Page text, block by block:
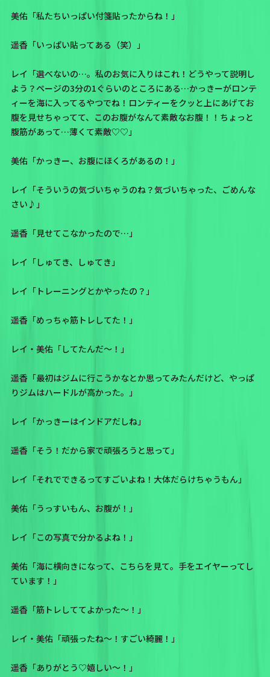
美佑「私たちいっぱい付箋貼ったからね！」
遥香「いっぱい貼ってある（笑）」
レイ「選べないの…。私のお気に入りはこれ！どうやって説明し
よう？ページの3分の1ぐらいのところにある…かっきーがロンテ
ィーを海に入ってるやつでね！ロンティーをクッと上にあげてお
腹を見せちゃってて、このお腹がなんて素敵なお腹！！ちょっと
腹筋があって…薄くて素敵♡♡」
美佑「かっきー、お腹にほくろがあるの！」
レイ「そういうの気づいちゃうのね？気づいちゃった、ごめんな
さい♪」
遥香「見せてこなかったので…」
レイ「しゅてき、しゅてき」
レイ「トレーニングとかやったの？」
遥香「めっちゃ筋トレしてた！」
レイ・美佑「してたんだ〜！」
遥香「最初はジムに行こうかなとか思ってみたんだけど、やっぱ
りジムはハードルが高かった。」
レイ「かっきーはインドアだしね」
遥香「そう！だから家で頑張ろうと思って」
レイ「それでできるってすごいよね！大体だらけちゃうもん」
美佑「うっすいもん、お腹が！」
レイ「この写真で分かるよね！」
美佑「海に横向きになって、こちらを見て。手をエイヤーってし
ています！」
遥香「筋トレしててよかった〜！」
レイ・美佑「頑張ったね〜！すごい綺麗！」
遥香「ありがとう♡嬉しい〜！」